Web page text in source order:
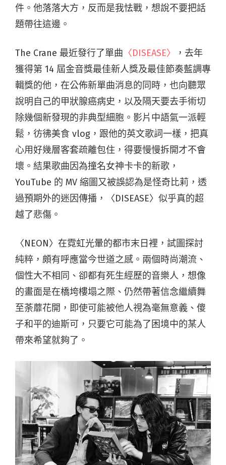
件。他落落大方，反而是我怯戰，想說不要把話
題帶往這邊。
The Crane 最近發行了單曲 〈DISEASE〉
，去年
獲得第 14 屆金音獎最佳新人獎及最佳節奏藍調專
輯獎的他，在公佈新單曲消息的同時，也向聽眾
說明自己的甲狀腺癌病史，以及隔天要去手術切
除幾個新發現的非典型細胞。影片中語氣一派輕
鬆，彷彿美食 vlog，跟他的英文歌詞一樣，把真
心用好幾層客套疏離包住，得要慢慢拆開才不會
壞。結果歌曲因為撞名女神卡卡的新歌，
YouTube 的 MV 縮圖又被誤認為是怪奇比莉，透
過預期外的迷因傳播，〈DISEASE〉似乎真的超
越了悲傷。
〈NEON〉在霓虹光暈的都市末日裡，試圖探討
純粹，頗有呼應當今世道之感。兩個時尚潮流、
個性大不相同、卻都有死生經歷的音樂人，想像
的畫面是在橋垮樓塌之際、仍然帶著信念繼續舞
至荼蘼花開，即使可能被他人視為毫無意義、傻
子和平的迪斯可，只要它可能為了困境中的某人
帶來希望就夠了。